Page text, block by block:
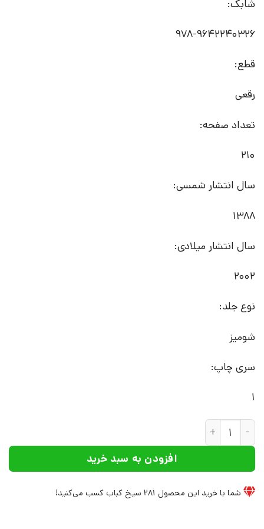
شابک:
‫‬‭978-9642240326
قطع:
رقعی
تعداد صفحه:
210
سال انتشار شمسی:
1388
سال انتشار میلادی:
2002
نوع جلد:
شومیز
سری چاپ:
1
کتاب زمانی که اسم من کی اکو بود | انتشارات علم عدد
افزودن به سبد خرید
شما با خرید این محصول 281 سیخ کباب کسب می‌کنید!